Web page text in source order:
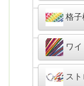
格
ワ
ス